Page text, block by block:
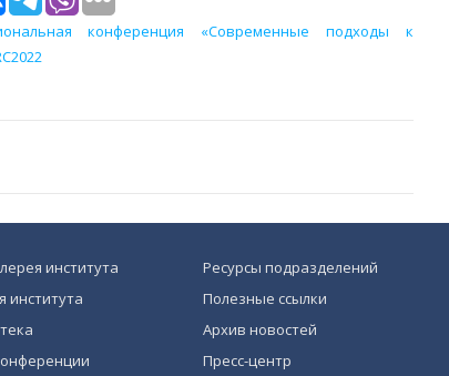
конференция «Современные подходы к
института
института
Ресурсы подразделений
Полезные ссылки
Архив новостей
Пресс-центр